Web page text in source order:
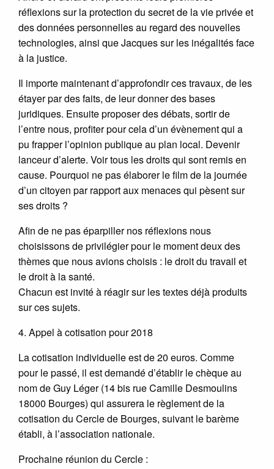
réflexions sur la protection du secret de la vie privée et
des données personnelles au regard des nouvelles
technologies, ainsi que Jacques sur les inégalités face
à la justice.
Il importe maintenant d’approfondir ces travaux, de les
étayer par des faits, de leur donner des bases
juridiques. Ensuite proposer des débats, sortir de
l’entre nous, profiter pour cela d’un évènement qui a
pu frapper l’opinion publique au plan local. Devenir
lanceur d’alerte. Voir tous les droits qui sont remis en
cause. Pourquoi ne pas élaborer le film de la journée
d’un citoyen par rapport aux menaces qui pèsent sur
ses droits ?
Afin de ne pas éparpiller nos réflexions nous
choisissons de privilégier pour le moment deux des
thèmes que nous avions choisis : le droit du travail et
le droit à la santé.
Chacun est invité à réagir sur les textes déjà produits
sur ces sujets.
4. Appel à cotisation pour 2018
La cotisation individuelle est de 20 euros. Comme
pour le passé, il est demandé d’établir le chèque au
nom de Guy Léger (14 bis rue Camille Desmoulins
18000 Bourges) qui assurera le règlement de la
cotisation du Cercle de Bourges, suivant le barème
établi, à l’association nationale.
Prochaine réunion du Cercle :